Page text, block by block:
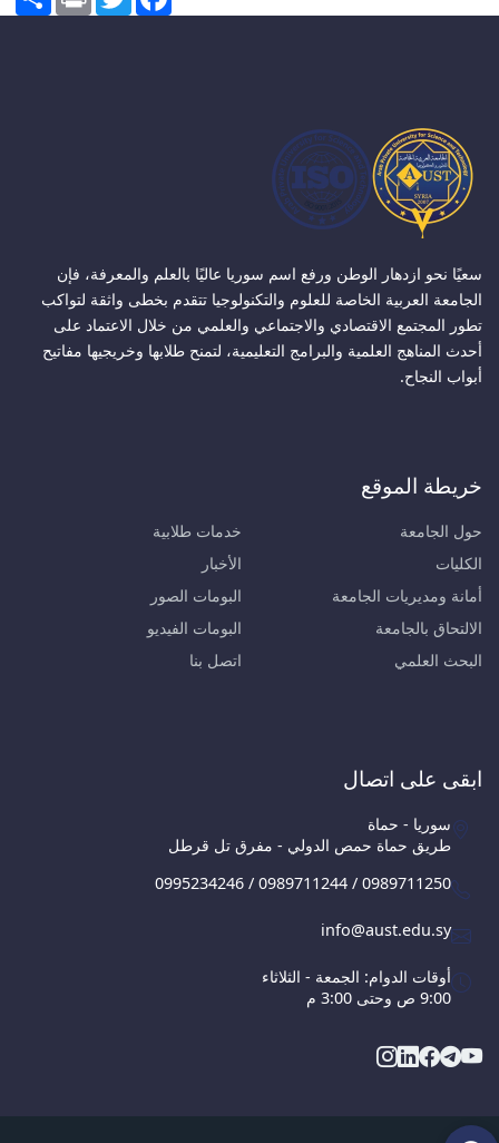
سعيًا نحو ازدهار الوطن ورفع اسم سوريا عاليًا بالعلم والمعرفة، فإن
الجامعة العربية الخاصة للعلوم والتكنولوجيا تتقدم بخطى واثقة لتواكب
تطور المجتمع الاقتصادي والاجتماعي والعلمي من خلال الاعتماد على
أحدث المناهج العلمية والبرامج التعليمية، لتمنح طلابها وخريجيها مفاتيح
أبواب النجاح.
خريطة الموقع
حول الجامعة
الكليات
أمانة ومديريات الجامعة
الالتحاق بالجامعة
البحث العلمي
خدمات طلابية
الأخبار
البومات الصور
البومات الفيديو
اتصل بنا
ابقى على اتصال
سوريا - حماة
طريق حماة حمص الدولي - مفرق تل قرطل
0995234246 / 0989711244 / 0989711250
info@aust.edu.sy
أوقات الدوام: الجمعة - الثلاثاء
9:00 ص وحتى 3:00 م